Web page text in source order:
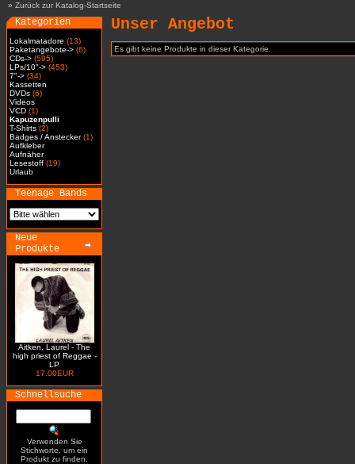
» Zurück zur Katalog-Startseite
Kategorien
Lokalmatadore (13)
Paketangebote-> (6)
CDs-> (595)
LPs/10"-> (453)
7"-> (34)
Kassetten
DVDs (6)
Videos
VCD (1)
Kapuzenpulli
T-Shirts (2)
Badges / Anstecker(1)
Aufkleber
Aufnäher
Lesestoff (19)
Urlaub
Teenage Bands
Neue
Produkte
Aitken, Laurel - The
high priest of Reggae -
LP
17.00EUR
Schnellsuche
Verwenden Sie
Stichworte, um ein
Produkt zu finden.
Unser Angebot
Es gibt keine Produkte in dieser Kategorie.